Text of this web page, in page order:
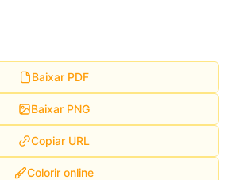
Baixar PDF
Baixar PNG
Copiar URL
Colorir online